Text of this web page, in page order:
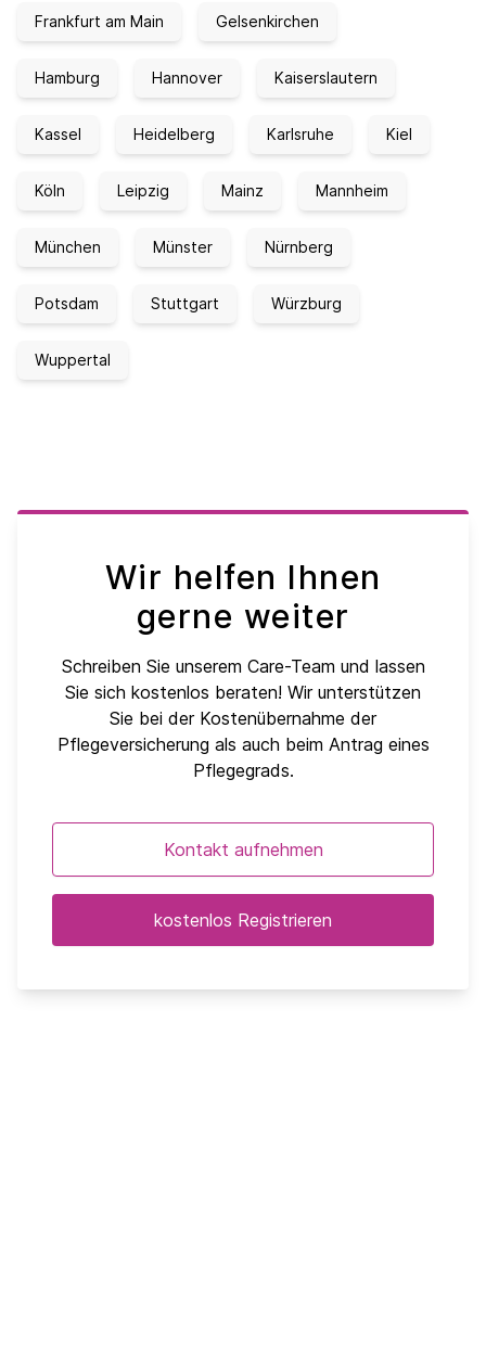
Frankfurt am Main Gelsenkirchen
Hamburg Hannover Kaiserslautern
Kassel Heidelberg Karlsruhe Kiel
Köln Leipzig Mainz Mannheim
München Münster Nürnberg
Potsdam Stuttgart Würzburg
Wuppertal
Wir helfen Ihnen
gerne weiter
Schreiben Sie unserem Care-Team und lassen
Sie sich kostenlos beraten! Wir unterstützen
Sie bei der Kostenübernahme der
Pflegeversicherung als auch beim Antrag eines
Pflegegrads.
Kontakt aufnehmen
kostenlos Registrieren